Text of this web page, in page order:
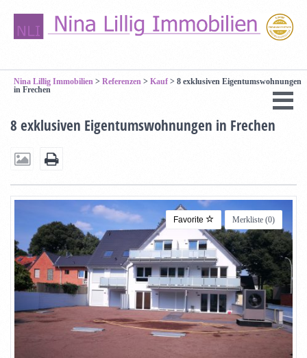
Nina Lillig Immobilien > Referenzen > Kauf > 8 exklusiven Eigentumswohnungen
in Frechen
8 exklusiven Eigentumswohnungen in Frechen
Merkliste (0)
Favorite